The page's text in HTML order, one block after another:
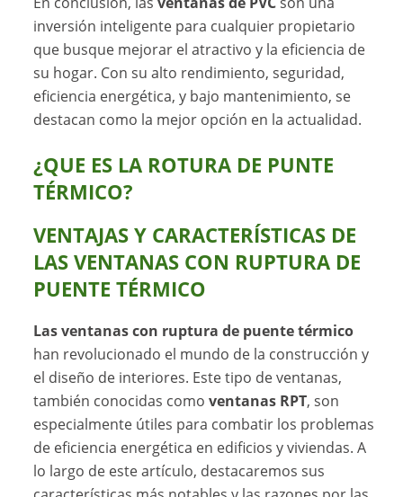
inversión inteligente para cualquier propietario
que busque mejorar el atractivo y la eficiencia de
su hogar. Con su alto rendimiento, seguridad,
eficiencia energética, y bajo mantenimiento, se
destacan como la mejor opción en la actualidad.
¿QUE ES LA ROTURA DE PUNTE
TÉRMICO?
VENTAJAS Y CARACTERÍSTICAS DE
LAS VENTANAS CON RUPTURA DE
PUENTE TÉRMICO
Las ventanas con ruptura de puente térmico
han revolucionado el mundo de la construcción y
el diseño de interiores. Este tipo de ventanas,
también conocidas comoventanas RPT, son
especialmente útiles para combatir los problemas
de eficiencia energética en edificios y viviendas. A
lo largo de este artículo, destacaremos sus